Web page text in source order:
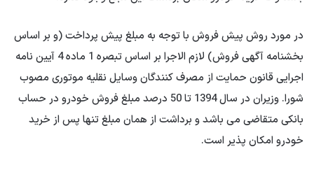
در مورد روش پیش فروش با توجه به مبلغ پیش پرداخت (و بر اساس
بخشنامه آگهی فروش) لازم الاجرا بر اساس تبصره 1 ماده 4 آیین نامه
اجرایی قانون حمایت از مصرف کنندگان وسایل نقلیه موتوری مصوب
شورا. وزیران در سال 1394 تا 50 درصد مبلغ فروش خودرو در حساب
بانکی متقاضی می باشد و برداشت از همان مبلغ تنها پس از خرید
خودرو امکان پذیر است.